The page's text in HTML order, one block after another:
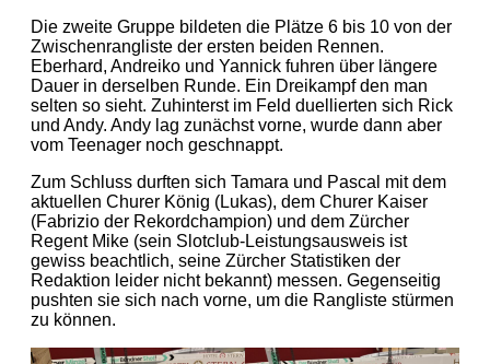
Die zweite Gruppe bildeten die Plätze 6 bis 10 von der
Zwischenrangliste der ersten beiden Rennen.
Eberhard, Andreiko und Yannick fuhren über längere
Dauer in derselben Runde. Ein Dreikampf den man
selten so sieht. Zuhinterst im Feld duellierten sich Rick
und Andy. Andy lag zunächst vorne, wurde dann aber
vom Teenager noch geschnappt.
Zum Schluss durften sich Tamara und Pascal mit dem
aktuellen Churer König (Lukas), dem Churer Kaiser
(Fabrizio der Rekordchampion) und dem Zürcher
Regent Mike (sein Slotclub-Leistungsausweis ist
gewiss beachtlich, seine Zürcher Statistiken der
Redaktion leider nicht bekannt) messen. Gegenseitig
pushten sie sich nach vorne, um die Rangliste stürmen
zu können.